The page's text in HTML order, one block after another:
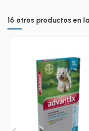
16 otros productos en